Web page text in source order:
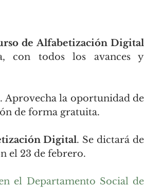
de Alfabetización Digital
con todos los avances y
Aprovecha la oportunidad de
de forma gratuita.
Digital. Se dictará de
el 23 de febrero.
el Departamento Social de